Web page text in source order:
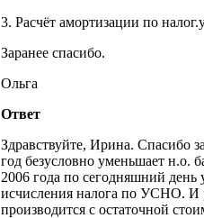
3. Расчёт амортизации по
Заранее спасибо.
Ольга
Ответ
Здравствуйте, Ирина. Спасибо
год безусловно уменьшает н.о.
2006 года по сегодняшний день
исчисления налога по УСНО. И
производится с остаточной